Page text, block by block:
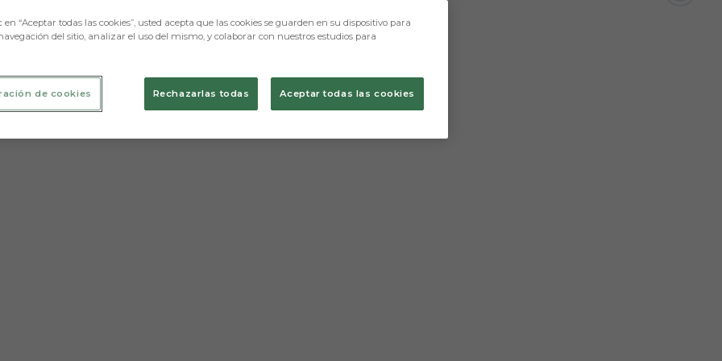
“Aceptar todas las cookies”, usted acepta que las cookies se guarden en su dispositivo para
del sitio, analizar el uso del mismo, y colaborar con nuestros estudios para
Rechazarlas todas Aceptar todas las cookies
de cookies